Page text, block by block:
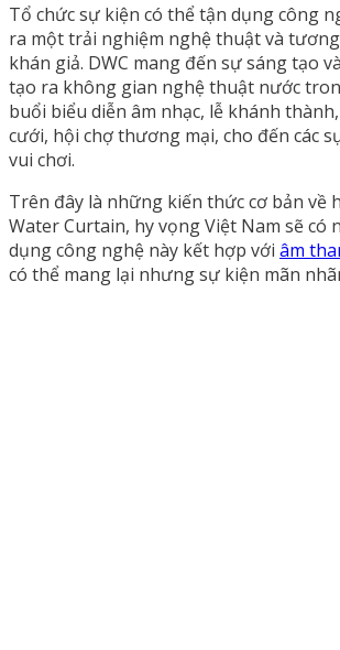
Tổ chức sự kiện có thể tận dụng công
ra một trải nghiệm nghệ thuật và
khán giả. DWC mang đến sự sáng tạo
tạo ra không gian nghệ thuật nước
buổi biểu diễn âm nhạc, lễ khánh
cưới, hội chợ thương mại, cho đến các
vui chơi.
Trên đây là những kiến thức cơ bản về
Water Curtain, hy vọng Việt Nam sẽ có
dụng công nghệ này kết hợp với âm
có thể mang lại nhưng sự kiện mãn